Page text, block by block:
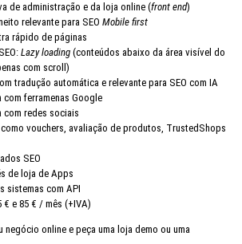
de administração e da loja online (front end)
relevante para SEO Mobile first
rápido de páginas
Lazy loading(conteúdos abaixo da área visível do
com scroll)
tradução automática e relevante para SEO com IA
com ferramenas Google
com redes sociais
vouchers, avaliação de produtos, TrustedShops
SEO
de loja de Apps
sistemas com API
€ e 85 € / mês (+IVA)
negócio online e peça uma loja demo ou uma